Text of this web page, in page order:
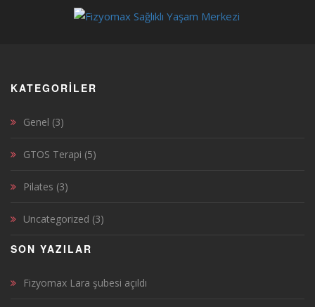
KATEGORILER
Genel (3)
GTOS Terapi (5)
Pilates (3)
Uncategorized (3)
SON YAZILAR
Fizyomax Lara şubesi açıldı